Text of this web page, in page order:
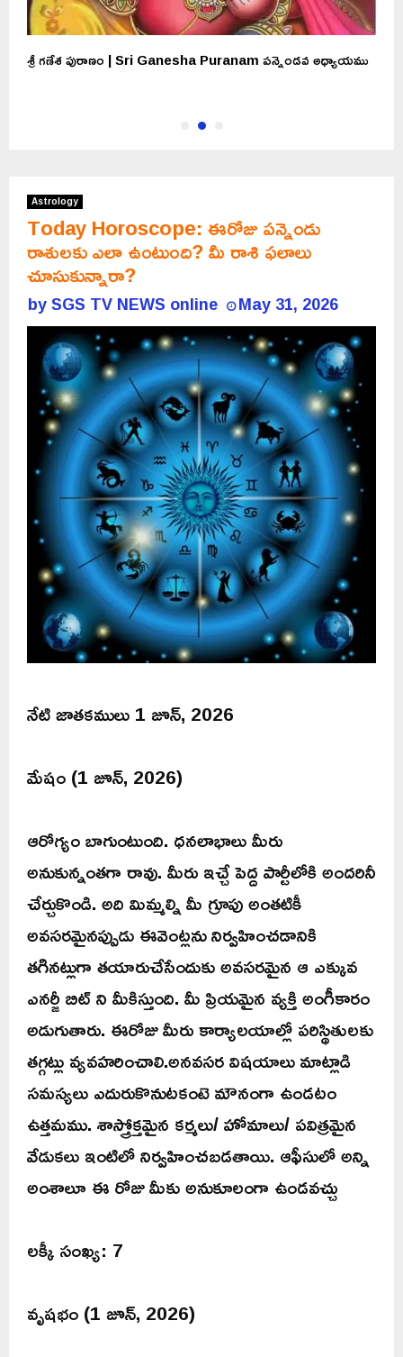
శ్రీ గణేశ పురాణం | Sri Ganesha Puranam పన్నెండవ అధ్యాయము
Astrology
Today Horoscope: ఈరోజు పన్నెండు
రాశులకు ఎలా ఉంటుంది? మీ రాశి ఫలాలు
చూసుకున్నారా?
bySGS TV NEWS online May 31, 2026
నేటి జాతకములు 1 జూన్, 2026
మేషం (1 జూన్, 2026)
ఆరోగ్యం బాగుంటుంది. ధనలాభాలు మీరు
అనుకున్నంతగా రావు. మీరు ఇచ్చే పెద్ద పార్టీలోకి అందరినీ
చేర్చుకొండి. అది మిమ్మల్ని మీ గ్రూపు అంతటికీ
అవసరమైనప్పుడు ఈవెంట్లను నిర్వహించడానికి
తగినట్లుగా తయారుచేసేందుకు అవసరమైన ఆ ఎక్కువ
ఎనర్జీ బిట్ ని మీకిస్తుంది. మీ ప్రియమైన వ్యక్తి అంగీకారం
అడుగుతారు. ఈరోజు మీరు కార్యాలయాల్లో పరిస్థితులకు
తగ్గట్లు వ్యవహరించాలి.అనవసర విషయాలు మాట్లాడి
సమస్యలు ఎదురుకొనుటకంటె మౌనంగా ఉండటం
ఉత్తమము. శాస్త్రోక్తమైన కర్మలు/ హోమాలు/ పవిత్రమైన
వేడుకలు ఇంటిలో నిర్వహించబడతాయి. ఆఫీసులో అన్ని
అంశాలూ ఈ రోజు మీకు అనుకూలంగా ఉండవచ్చు
లక్కీ సంఖ్య: 7
వృషభం (1 జూన్, 2026)